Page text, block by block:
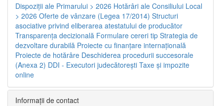
Dispoziţii ale Primarului > 2026 Hotărâri ale Consiliului Local
> 2026 Oferte de vânzare (Legea 17/2014) Structuri
asociative privind eliberarea atestatului de producător
Transparenţa decizională Formulare cereri tip Strategia de
dezvoltare durabilă Proiecte cu finanţare internaţională
Proiecte de hotărâre Deschiderea procedurii succesorale
(Anexa 2) DDI - Executori judecătorești Taxe şi impozite
online
Informaţii de contact